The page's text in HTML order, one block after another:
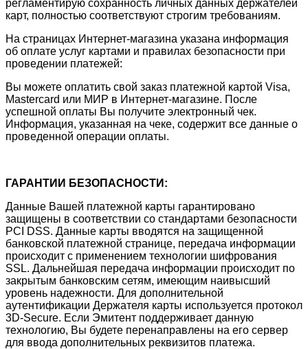
регламентирую сохранность личных данных держателей
карт, полностью соответствуют строгим требованиям.
На страницах Интернет-магазина указана информация
об оплате услуг картами и правилах безопасности при
проведении платежей:
Вы можете оплатить свой заказ платежной картой Visa,
Mastercard или МИР в Интернет-магазине. После
успешной оплаты Вы получите электронный чек.
Информация, указанная на чеке, содержит все данные о
проведенной операции оплаты.
ГАРАНТИИ БЕЗОПАСНОСТИ:
Данные Вашей платежной карты гарантировано
защищены в соответствии со стандартами безопасности
PCI DSS. Данные карты вводятся на защищенной
банковской платежной странице, передача информации
происходит с применением технологии шифрования
SSL. Дальнейшая передача информации происходит по
закрытым банковским сетям, имеющим наивысший
уровень надежности. Для дополнительной
аутентификации Держателя карты используется протокол
3D-Secure. Если Эмитент поддерживает данную
технологию, Вы будете перенаправлены на его сервер
для ввода дополнительных реквизитов платежа.